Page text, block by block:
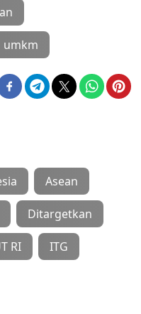
umkm
Asean
Ditargetkan
RI ITG